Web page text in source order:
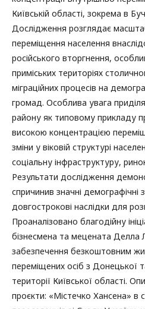
Київській області, зокрема в
Дослідження розглядає
переміщення населення
російського вторгнення,
приміських територіях
міграційних процесів на
громад. Особлива увага
району як типовому прикладу
високою концентрацією
зміни у віковій структурі
соціальну інфраструктуру,
Результати дослідження
спричинив значні
довгострокові наслідки для
Проаналізовано благодійну
бізнесмена та мецената
забезпечення безкоштовним
переміщених осіб з Донецької
території Київської області.
проєкти: «Містечко Хансена» в